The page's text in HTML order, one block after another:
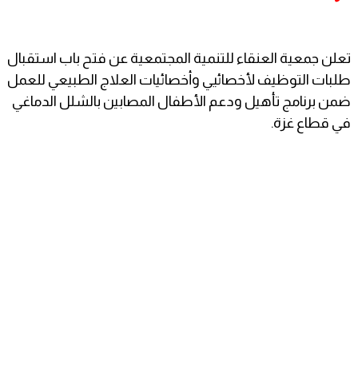
تعلن جمعية العنقاء للتنمية المجتمعية عن فتح باب استقبال
طلبات التوظيف لأخصائيي وأخصائيات العلاج الطبيعي للعمل
ضمن برنامج تأهيل ودعم الأطفال المصابين بالشلل الدماغي
في قطاع غزة.